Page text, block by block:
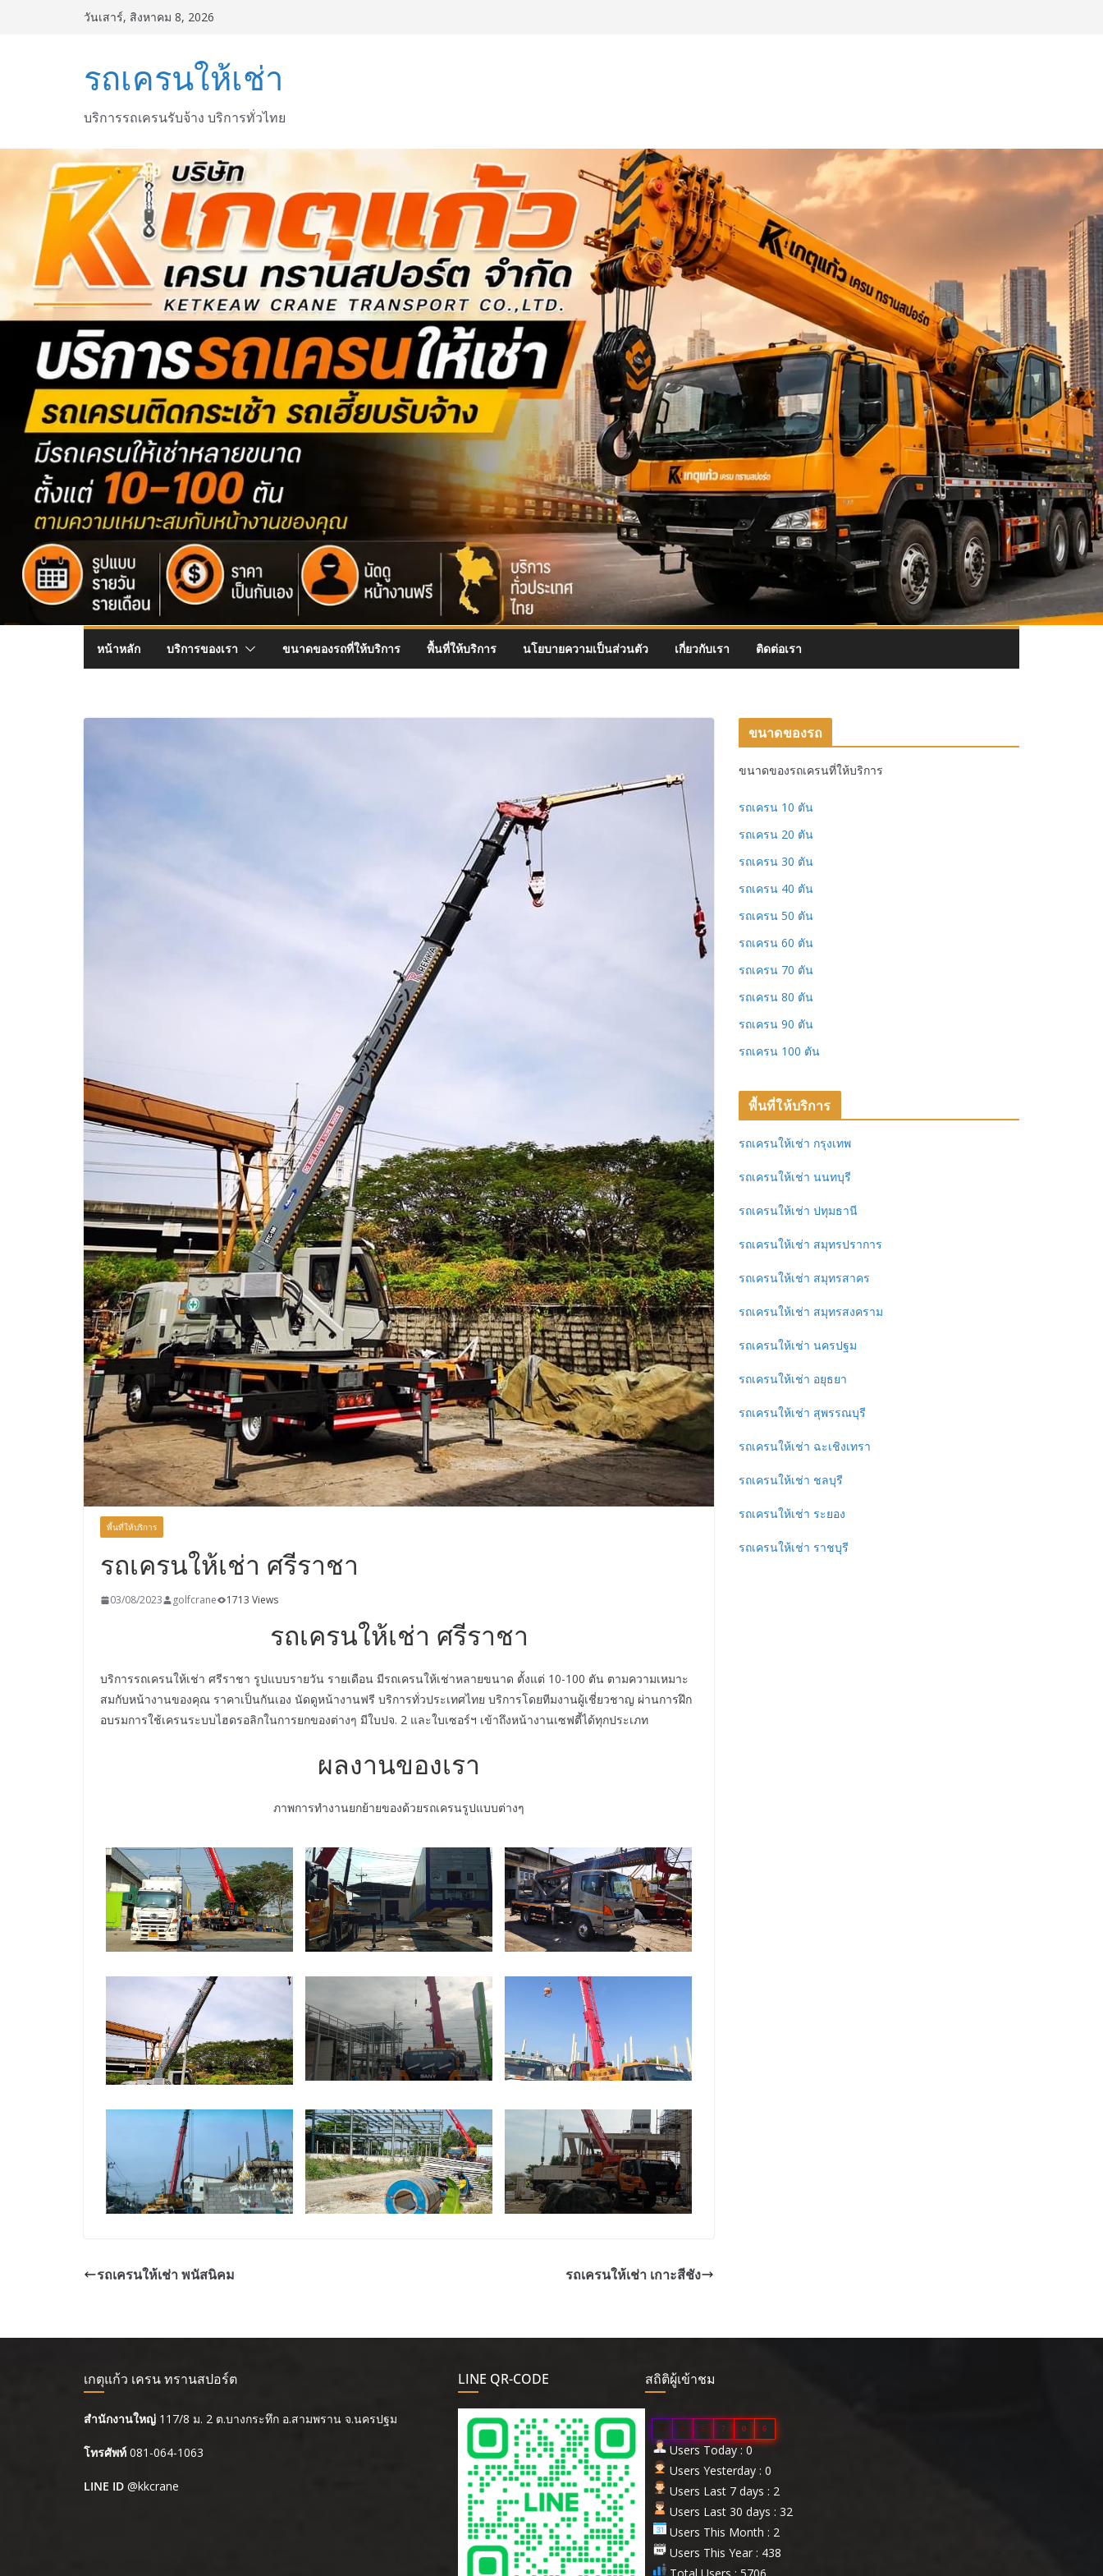
วันเสาร์, สิงหาคม 8, 2026
รถเครนให้เช่า
บริการรถเครนรับจ้าง บริการทั่วไทย
หน้าหลัก บริการของเรา ขนาดของรถที่ให้บริการ พื้นที่ให้บริการ นโยบายความเป็นส่วนตัว เกี่ยวกับเรา ติดต่อเรา
พื้นที่ให้บริการ
รถเครนให้เช่า ศรีราชา
03/08/2023 golfcrane 1713 Views
รถเครนให้เช่า ศรีราชา
บริการรถเครนให้เช่า ศรีราชา รูปแบบรายวัน รายเดือน มีรถเครนให้เช่าหลายขนาด ตั้งแต่ 10-100 ตัน ตามความเหมาะ
สมกับหน้างานของคุณ ราคาเป็นกันเอง นัดดูหน้างานฟรี บริการทั่วประเทศไทย บริการโดยทีมงานผู้เชี่ยวชาญ ผ่านการฝึก
อบรมการใช้เครนระบบไฮดรอลิกในการยกของต่างๆ มีใบปจ. 2 และใบเซอร์ฯ เข้าถึงหน้างานเซฟตี้ได้ทุกประเภท
ผลงานของเรา
ภาพการทำงานยกย้ายของด้วยรถเครนรูปแบบต่างๆ
รถเครนให้เช่า พนัสนิคม รถเครนให้เช่า เกาะสีชัง
ขนาดของรถ
ขนาดของรถเครนที่ให้บริการ
รถเครน 10 ตัน
รถเครน 20 ตัน
รถเครน 30 ตัน
รถเครน 40 ตัน
รถเครน 50 ตัน
รถเครน 60 ตัน
รถเครน 70 ตัน
รถเครน 80 ตัน
รถเครน 90 ตัน
รถเครน 100 ตัน
พื้นที่ให้บริการ
รถเครนให้เช่า กรุงเทพ
รถเครนให้เช่า นนทบุรี
รถเครนให้เช่า ปทุมธานี
รถเครนให้เช่า สมุทรปราการ
รถเครนให้เช่า สมุทรสาคร
รถเครนให้เช่า สมุทรสงคราม
รถเครนให้เช่า นครปฐม
รถเครนให้เช่า อยุธยา
รถเครนให้เช่า สุพรรณบุรี
รถเครนให้เช่า ฉะเชิงเทรา
รถเครนให้เช่า ชลบุรี
รถเครนให้เช่า ระยอง
รถเครนให้เช่า ราชบุรี
เกตุแก้ว เครน ทรานสปอร์ต
สำนักงานใหญ่ 117/8 ม. 2 ต.บางกระทึก อ.สามพราน จ.นครปฐม
โทรศัพท์ 081-064-1063
LINE ID @kkcrane
LINE QR-CODE สถิติผู้เข้าชม
0 0 5 7 0 6
Users Today : 0
Users Yesterday : 0
Users Last 7 days : 2
Users Last 30 days : 32
Users This Month : 2
Users This Year : 438